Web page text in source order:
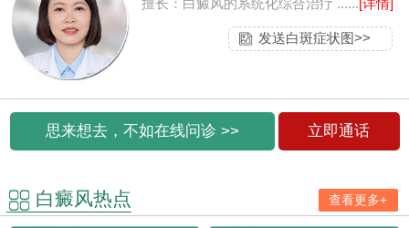
擅长：白癜风的系统化综合治疗 ......[详情]
发送白斑症状图>>
思来想去，不如在线问诊 >> 立即通话
白癜风热点 查看更多+